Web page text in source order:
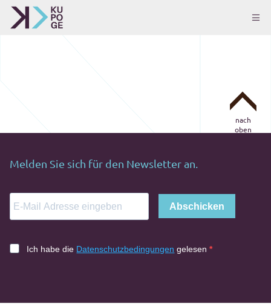
nach
oben
Melden Sie sich für den Newsletter an.
Abschicken
Ich habe die Datenschutzbedingungen gelesen